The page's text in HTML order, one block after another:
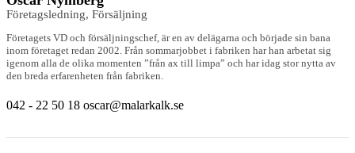
Företagsledning, Försäljning
Företagets VD och försäljningschef, är en av delägarna och började sin bana
inom företaget redan 2002. Från sommarjobbet i fabriken har han arbetat sig
igenom alla de olika momenten ”från ax till limpa” och har idag stor nytta av
den breda erfarenheten från fabriken.
042 - 22 50 18 oscar@malarkalk.se